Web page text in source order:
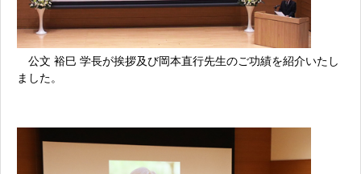
公文 裕巳 学長が挨拶及び岡本直行先生のご功績を紹介いたし
ました。